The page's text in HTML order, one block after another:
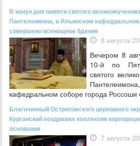
В канун дня памяти святого
Пантелеимона, в Ильинском
совершено всенощное бдение
8 августа
Вечером 8
10-й по
святого
кафедральном соборе города Россоши
Благочинный Острогожского церковного
Курганский поздравил коллектив
основания
7 августа